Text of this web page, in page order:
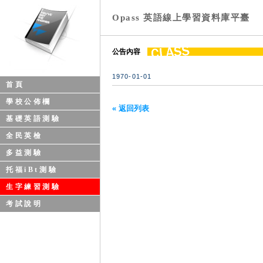
首頁
學校公佈欄
基礎英語測驗
全民英檢
多益測驗
托福iBt測驗
生字練習測驗
考試說明
Opass 英語線上學習資料庫平臺
公告內容
1970-01-01
« 返回列表